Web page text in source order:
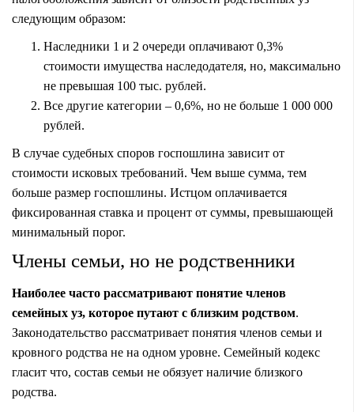
следующим образом:
Наследники 1 и 2 очереди оплачивают 0,3%
стоимости имущества наследодателя, но, максимально
не превышая 100 тыс. рублей.
Все другие категории – 0,6%, но не больше 1 000 000
рублей.
В случае судебных споров госпошлина зависит от
стоимости исковых требований. Чем выше сумма, тем
больше размер госпошлины. Истцом оплачивается
фиксированная ставка и процент от суммы, превышающей
минимальный порог.
Члены семьи, но не родственники
Наиболее часто рассматривают понятие членов
семейных уз, которое путают с близким родством.
Законодательство рассматривает понятия членов семьи и
кровного родства не на одном уровне. Семейный кодекс
гласит что, состав семьи не обязует наличие близкого
родства.